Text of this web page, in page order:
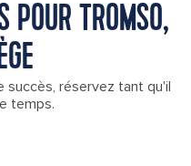
POUR TROMSO,
succès, réservez tant qu'il
temps.